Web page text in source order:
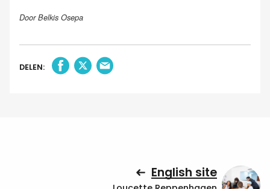
Door Belkis Osepa
DELEN:
English site